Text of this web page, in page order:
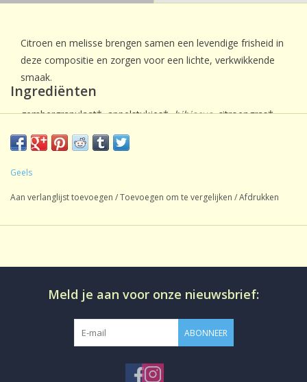
Citroen en melisse brengen samen een levendige frisheid in
deze compositie en zorgen voor een lichte, verkwikkende
smaak.
Ingrediënten
gembergranulaat*, appelstukjes*, hibiscus, citroengras*,
citroenolie*, natuurlijk citroenaroma.
*gecontroleerde biologische teelt DE-ÖKO-039
Geels
Aan verlanglijst toevoegen /Toevoegen om te vergelijken /Afdrukken
Meld je aan voor onze nieuwsbrief:
ABONNEER